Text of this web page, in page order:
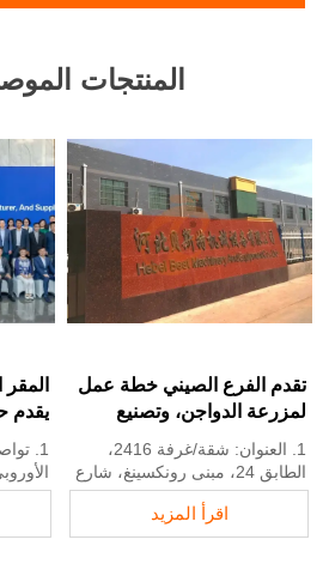
المنتجات
يقدم
وفقًا
1.
2.
الصين
3.
تقدم الفرع الصيني خطة عمل
لمزرعة الدواجن، وتصنيع
معدات مزرعة الدواجن
1. العنوان: شقة/غرفة 2416،
الطابق 24، مبنى رونكسينغ، شارع
يوي نان، مدينة شيجياتشوانغ،
مقاطعة خبي، الصين
2. مصنع معدات أقفاص الدواجن
اقرأ المزيد